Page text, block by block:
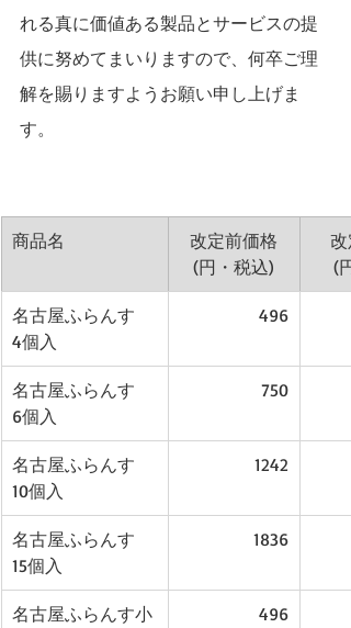
れる真に価値ある製品とサービスの提
供に努めてまいりますので、何卒ご理
解を賜りますようお願い申し上げま
す。
商品名
改定前価格
(円・税込)
改
(円
名古屋ふらんす
4個入
496
名古屋ふらんす
6個入
750
名古屋ふらんす
10個入
1242
名古屋ふらんす
15個入
1836
名古屋ふらんす小
496